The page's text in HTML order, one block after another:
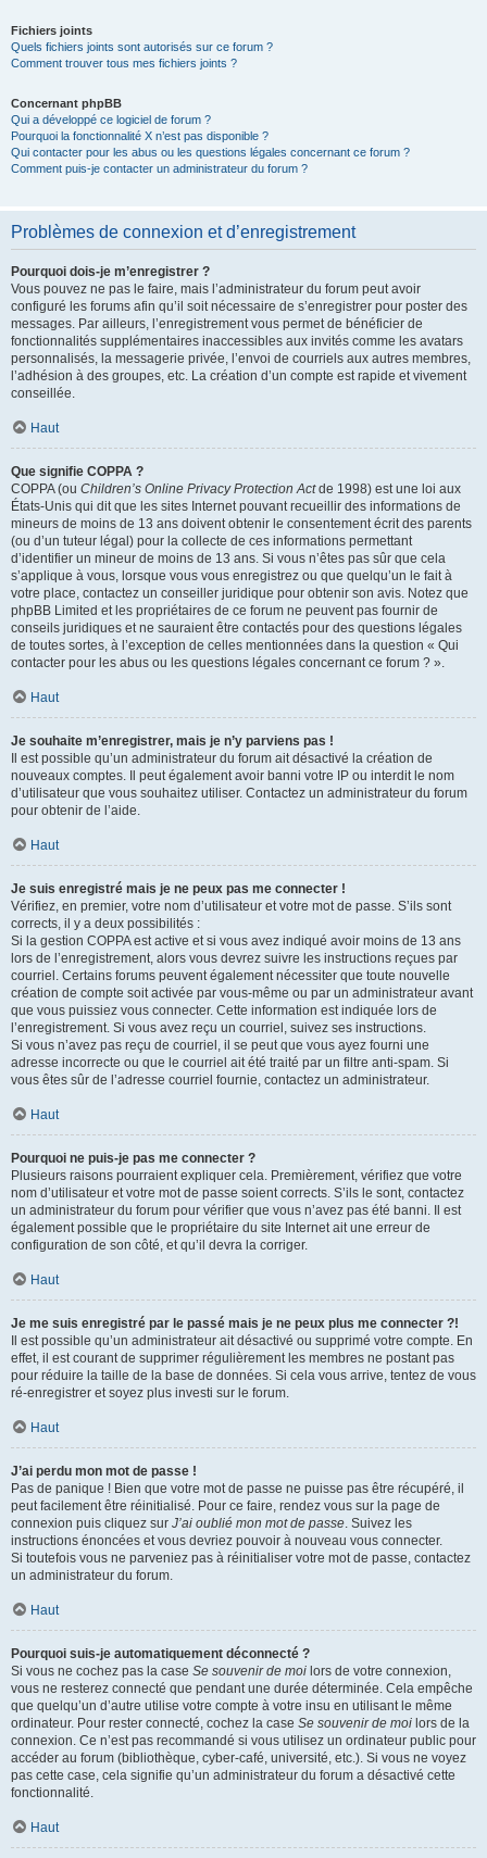
Fichiers joints
Quels fichiers joints sont autorisés sur ce forum ?
Comment trouver tous mes fichiers joints ?
Concernant phpBB
Qui a développé ce logiciel de forum ?
Pourquoi la fonctionnalité X n’est pas disponible ?
Qui contacter pour les abus ou les questions légales concernant ce forum ?
Comment puis-je contacter un administrateur du forum ?
Problèmes de connexion et d’enregistrement
Pourquoi dois-je m’enregistrer ?
Vous pouvez ne pas le faire, mais l’administrateur du forum peut avoir
configuré les forums afin qu’il soit nécessaire de s’enregistrer pour poster des
messages. Par ailleurs, l’enregistrement vous permet de bénéficier de
fonctionnalités supplémentaires inaccessibles aux invités comme les avatars
personnalisés, la messagerie privée, l’envoi de courriels aux autres membres,
l’adhésion à des groupes, etc. La création d’un compte est rapide et vivement
conseillée.
Haut
Que signifie COPPA ?
COPPA (ou Children’s Online Privacy Protection Actde 1998) est une loi aux
États-Unis qui dit que les sites Internet pouvant recueillir des informations de
mineurs de moins de 13 ans doivent obtenir le consentement écrit des parents
(ou d’un tuteur légal) pour la collecte de ces informations permettant
d’identifier un mineur de moins de 13 ans. Si vous n’êtes pas sûr que cela
s’applique à vous, lorsque vous vous enregistrez ou que quelqu’un le fait à
votre place, contactez un conseiller juridique pour obtenir son avis. Notez que
phpBB Limited et les propriétaires de ce forum ne peuvent pas fournir de
conseils juridiques et ne sauraient être contactés pour des questions légales
de toutes sortes, à l’exception de celles mentionnées dans la question « Qui
contacter pour les abus ou les questions légales concernant ce forum ? ».
Haut
Je souhaite m’enregistrer, mais je n’y parviens pas !
Il est possible qu’un administrateur du forum ait désactivé la création de
nouveaux comptes. Il peut également avoir banni votre IP ou interdit le nom
d’utilisateur que vous souhaitez utiliser. Contactez un administrateur du forum
pour obtenir de l’aide.
Haut
Je suis enregistré mais je ne peux pas me connecter !
Vérifiez, en premier, votre nom d’utilisateur et votre mot de passe. S’ils sont
corrects, il y a deux possibilités :
Si la gestion COPPA est active et si vous avez indiqué avoir moins de 13 ans
lors de l’enregistrement, alors vous devrez suivre les instructions reçues par
courriel. Certains forums peuvent également nécessiter que toute nouvelle
création de compte soit activée par vous-même ou par un administrateur avant
que vous puissiez vous connecter. Cette information est indiquée lors de
l’enregistrement. Si vous avez reçu un courriel, suivez ses instructions.
Si vous n’avez pas reçu de courriel, il se peut que vous ayez fourni une
adresse incorrecte ou que le courriel ait été traité par un filtre anti-spam. Si
vous êtes sûr de l’adresse courriel fournie, contactez un administrateur.
Haut
Pourquoi ne puis-je pas me connecter ?
Plusieurs raisons pourraient expliquer cela. Premièrement, vérifiez que votre
nom d’utilisateur et votre mot de passe soient corrects. S’ils le sont, contactez
un administrateur du forum pour vérifier que vous n’avez pas été banni. Il est
également possible que le propriétaire du site Internet ait une erreur de
configuration de son côté, et qu’il devra la corriger.
Haut
Je me suis enregistré par le passé mais je ne peux plus me connecter ?!
Il est possible qu’un administrateur ait désactivé ou supprimé votre compte. En
effet, il est courant de supprimer régulièrement les membres ne postant pas
pour réduire la taille de la base de données. Si cela vous arrive, tentez de vous
ré-enregistrer et soyez plus investi sur le forum.
Haut
J’ai perdu mon mot de passe !
Pas de panique ! Bien que votre mot de passe ne puisse pas être récupéré, il
peut facilement être réinitialisé. Pour ce faire, rendez vous sur la page de
connexion puis cliquez sur J’ai oublié mon mot de passe. Suivez les
instructions énoncées et vous devriez pouvoir à nouveau vous connecter.
Si toutefois vous ne parveniez pas à réinitialiser votre mot de passe, contactez
un administrateur du forum.
Haut
Pourquoi suis-je automatiquement déconnecté ?
Si vous ne cochez pas la case Se souvenir de moi lors de votre connexion,
vous ne resterez connecté que pendant une durée déterminée. Cela empêche
que quelqu’un d’autre utilise votre compte à votre insu en utilisant le même
ordinateur. Pour rester connecté, cochez la case Se souvenir de moi lors de la
connexion. Ce n’est pas recommandé si vous utilisez un ordinateur public pour
accéder au forum (bibliothèque, cyber-café, université, etc.). Si vous ne voyez
pas cette case, cela signifie qu’un administrateur du forum a désactivé cette
fonctionnalité.
Haut